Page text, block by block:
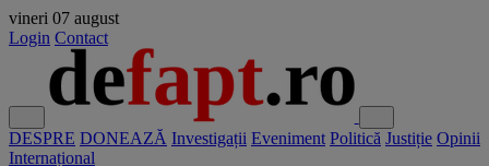
vineri 07 august
Login Contact
DESPRE DONEAZĂ Investigații Eveniment Politică Justiție Opinii
Internațional